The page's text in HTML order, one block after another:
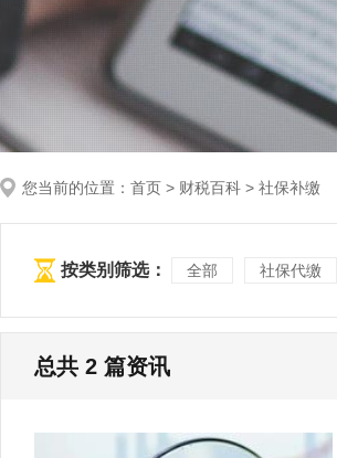
您当前的位置： 首页 > 财税百科 > 社保补缴
按类别筛选： 全部 社保代缴
总共 2 篇资讯